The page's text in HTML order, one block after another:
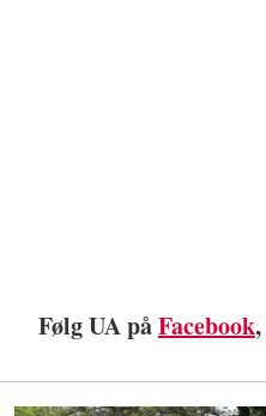
Følg UA påFacebook,